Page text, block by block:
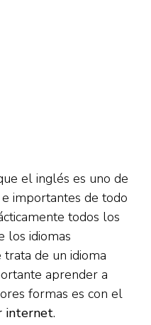
el inglés es uno de
importantes de todo
todos los
los idiomas
de un idioma
aprender a
formas es con el
internet.